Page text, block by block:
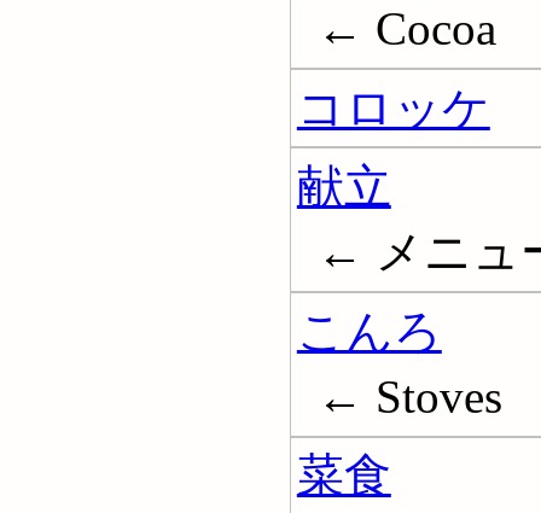
← Cocoa
コロッケ
献立
← メニュ
こんろ
← Stoves
菜食